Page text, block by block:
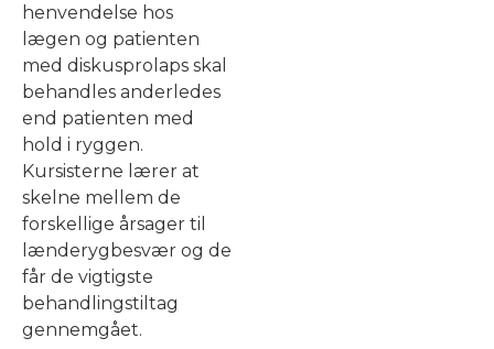
henvendelse hos
lægen og patienten
med diskusprolaps skal
behandles anderledes
end patienten med
hold i ryggen.
Kursisterne lærer at
skelne mellem de
forskellige årsager til
lænderygbesvær og de
får de vigtigste
behandlingstiltag
gennemgået.